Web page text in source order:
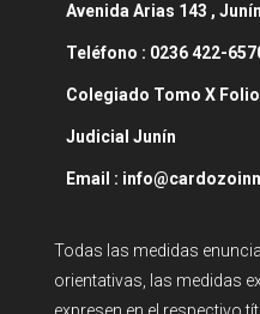
Avenida Arias 143 , Junín
Teléfono : 0236 422-
Colegiado Tomo X
Judicial Junín
Email :
Todas las medidas
orientativas, las medidas